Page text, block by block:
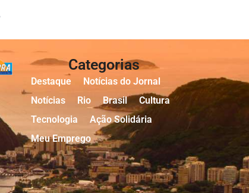
Categorias
Destaque
Notícias do Jornal
Notícias
Rio Brasil
Cultura
Tecnologia
Ação Solidária
Meu Emprego